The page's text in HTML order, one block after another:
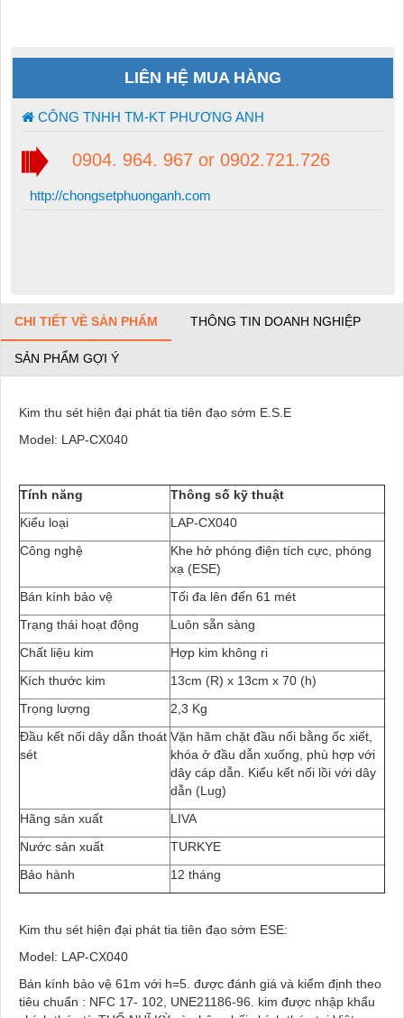
LIÊN HỆ MUA HÀNG
CÔNG TNHH TM-KT PHƯƠNG ANH
0904. 964. 967 or 0902.721.726
http://chongsetphuonganh.com
CHI TIẾT VỀ SẢN PHẨM THÔNG TIN DOANH NGHIỆP
SẢN PHẨM GỢI Ý
Kim thu sét hiện đại phát tia tiên đạo sớm E.S.E
Model: LAP-CX040
Tính năng
Thông số kỹ thuật
Kiểu loại
LAP-CX040
Công nghệ
Khe hở phóng điện tích cực, phóng
xạ (ESE)
Bán kính bảo vệ
Tối đa lên đến 61 mét
Trạng thái hoạt động
Luôn sẵn sàng
Chất liệu kim
Hợp kim không ri
Kích thước kim
13cm (R) x 13cm x 70 (h)
Trọng lượng
2,3 Kg
Đầu kết nối dây dẫn thoát
sét
Vặn hãm chặt đầu nối bằng ốc xiết,
khóa ở đầu dẫn xuống, phù hợp với
dây cáp dẫn. Kiểu kết nối lồi với dây
dẫn (Lug)
Hãng sản xuất
LIVA
Nước sản xuất
TURKYE
Bảo hành
12 tháng
Kim thu sét hiện đại phát tia tiên đạo sớm ESE:
Model: LAP-CX040
Bán kính bảo vệ 61m với h=5. được đánh giá và kiểm định theo
tiêu chuẩn : NFC 17- 102, UNE21186-96. kim được nhập khẩu